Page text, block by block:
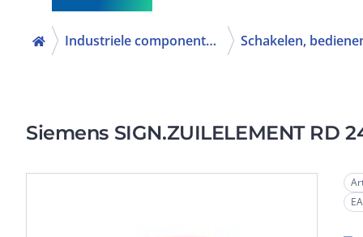
Industriele componenten
Siemens SIGN.ZUILELEMENT RD